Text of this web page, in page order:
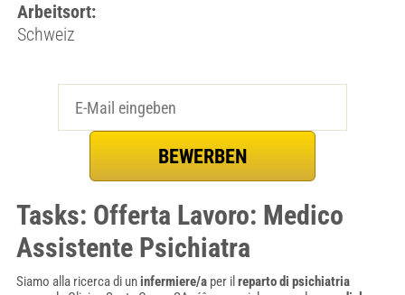
Arbeitsort:
Schweiz
Tasks: Offerta Lavoro: Medico
Assistente Psichiatra
Siamo alla ricerca di uninfermiere/aper il reparto di psichiatria